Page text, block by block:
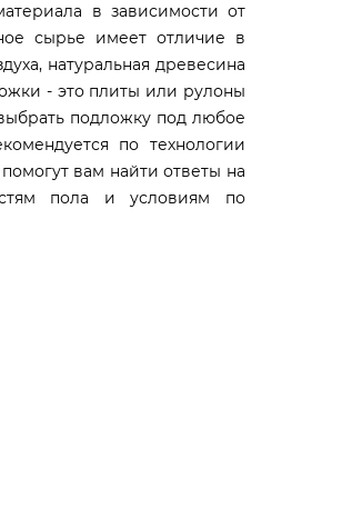
в зависимости от
сырье имеет отличие в
натуральная древесина
- это плиты или рулоны
подложку под любое
по технологии
вам найти ответы на
пола и условиям по